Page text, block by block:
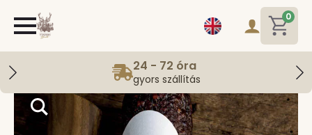
0
24 - 72 óra
gyors szállítás